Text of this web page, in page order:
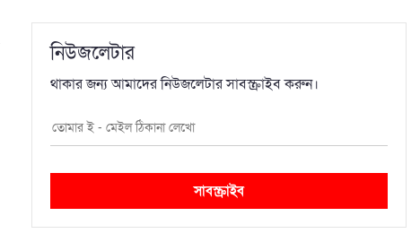
নিউজলেটার
থাকার জন্য আমাদের নিউজলেটার সাবস্ক্রাইব করুন।
সাবস্ক্রাইব